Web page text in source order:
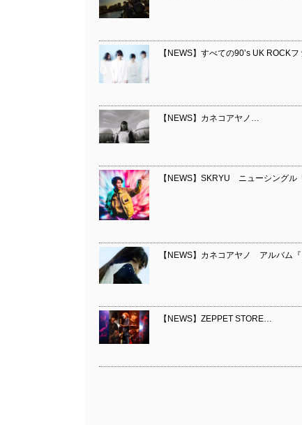
【NEWS】すべての90’s UK
【NEWS】カネコアヤノ…
【NEWS】SKRYU ニューシング
【NEWS】カネコアヤノ アルバム
【NEWS】ZEPPET STORE…